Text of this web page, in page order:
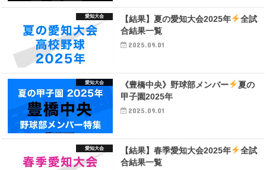
愛知大会 【結果】夏の愛知大会2025年
全試
合結果一覧
2025.09.01
愛知大会 《豊橋中央》野球部メンバー
夏の
甲子園2025年
2025.09.01
愛知大会 【結果】春季愛知大会2025年
全試
合結果一覧